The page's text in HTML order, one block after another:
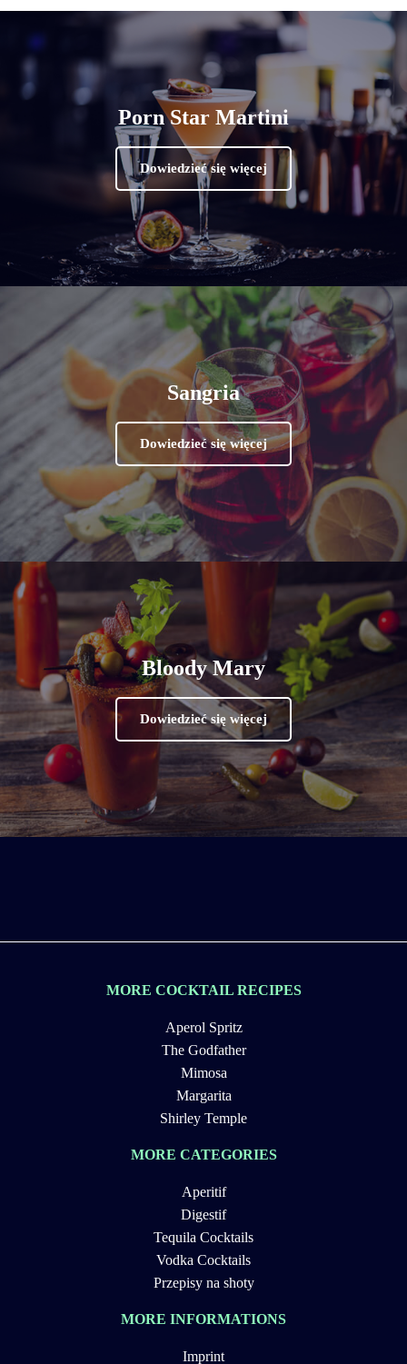
Porn Star Martini
Dowiedzieć się więcej
Sangria
Dowiedzieć się więcej
Bloody Mary
Dowiedzieć się więcej
MORE COCKTAIL RECIPES
Aperol Spritz
The Godfather
Mimosa
Margarita
Shirley Temple
MORE CATEGORIES
Aperitif
Digestif
Tequila Cocktails
Vodka Cocktails
Przepisy na shoty
MORE INFORMATIONS
Imprint